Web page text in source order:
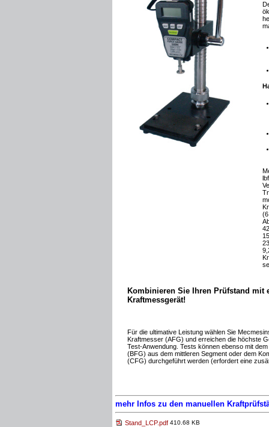
Kombinieren Sie Ihren Prüfstand mit
Kraftmessgerät!
Für die ultimative Leistung wählen Sie
Kraftmesser (AFG) und erreichen die höchste
Test-Anwendung. Tests können ebenso mit
(BFG) aus dem mittleren Segment oder dem
(CFG) durchgeführt werden (erfordert eine
mehr Infos zu den manuellen
Stand_LCP.pdf 410.68 KB